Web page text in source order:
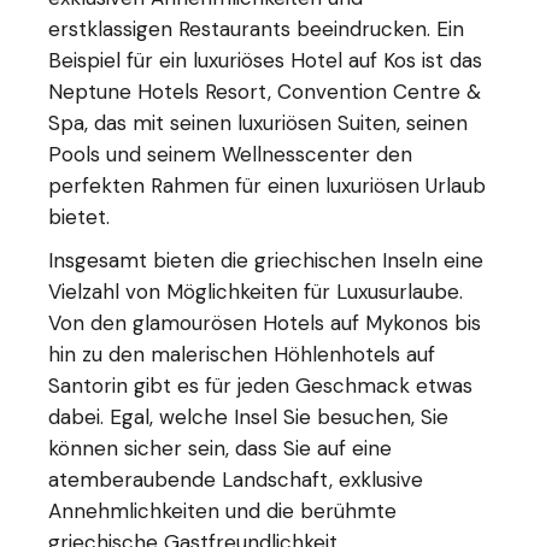
erstklassigen Restaurants beeindrucken. Ein
Beispiel für ein luxuriöses Hotel auf Kos ist das
Neptune Hotels Resort, Convention Centre &
Spa, das mit seinen luxuriösen Suiten, seinen
Pools und seinem Wellnesscenter den
perfekten Rahmen für einen luxuriösen Urlaub
bietet.
Insgesamt bieten die griechischen Inseln eine
Vielzahl von Möglichkeiten für Luxusurlaube.
Von den glamourösen Hotels auf Mykonos bis
hin zu den malerischen Höhlenhotels auf
Santorin gibt es für jeden Geschmack etwas
dabei. Egal, welche Insel Sie besuchen, Sie
können sicher sein, dass Sie auf eine
atemberaubende Landschaft, exklusive
Annehmlichkeiten und die berühmte